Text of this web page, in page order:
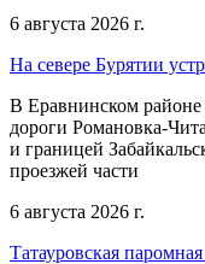
6 августа 2026 г.
На севере Бурятии
В Еравнинском районе
дороги Романовка-
и границей
проезжей части
6 августа 2026 г.
Татауровская